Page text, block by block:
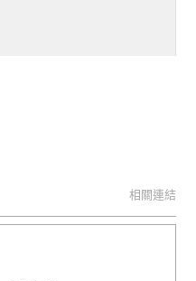
相關連結